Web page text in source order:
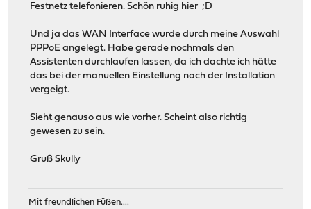
Festnetz telefonieren. Schön ruhig hier ;D
Und ja das WAN Interface wurde durch meine Auswahl
PPPoE angelegt. Habe gerade nochmals den
Assistenten durchlaufen lassen, da ich dachte ich hätte
das bei der manuellen Einstellung nach der Installation
vergeigt.
Sieht genauso aus wie vorher. Scheint also richtig
gewesen zu sein.
Gruß Skully
Mit freundlichen Füßen....